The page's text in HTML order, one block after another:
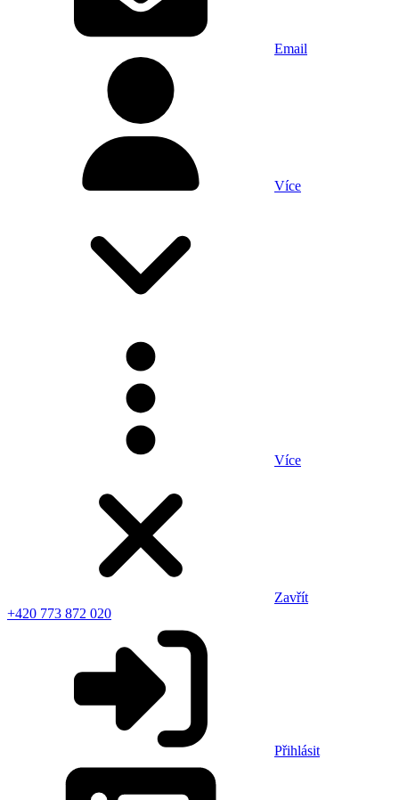
Email
Více
Více
Zavřít
+420 773 872 020
Přihlásit